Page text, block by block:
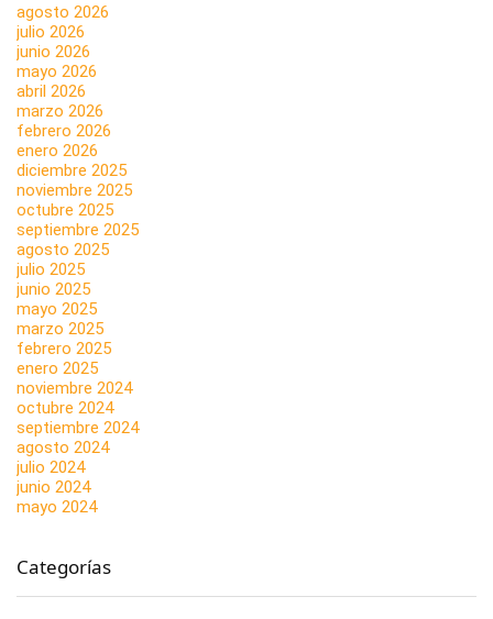
agosto 2026
julio 2026
junio 2026
mayo 2026
abril 2026
marzo 2026
febrero 2026
enero 2026
diciembre 2025
noviembre 2025
octubre 2025
septiembre 2025
agosto 2025
julio 2025
junio 2025
mayo 2025
marzo 2025
febrero 2025
enero 2025
noviembre 2024
octubre 2024
septiembre 2024
agosto 2024
julio 2024
junio 2024
mayo 2024
Categorías